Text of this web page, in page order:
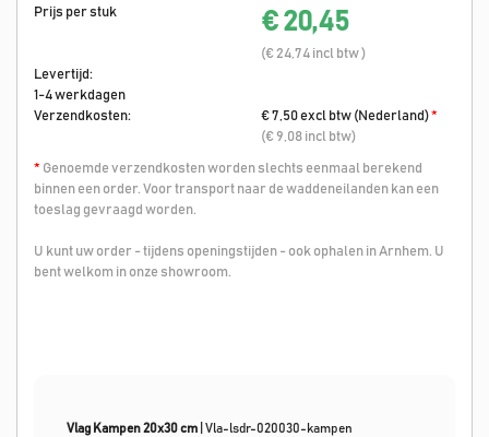
Prijs per stuk
€ 20,45
(€ 24,74 incl btw )
Levertijd:
1-4 werkdagen
Verzendkosten:
€ 7,50 excl btw (Nederland)*
(€ 9,08 incl btw)
* Genoemde verzendkosten worden slechts eenmaal berekend
binnen een order. Voor transport naar de waddeneilanden kan een
toeslag gevraagd worden.
U kunt uw order - tijdens openingstijden - ook ophalen in Arnhem. U
bent welkom in onze showroom.
Vlag Kampen 20x30 cm Vla-lsdr-020030-kampen